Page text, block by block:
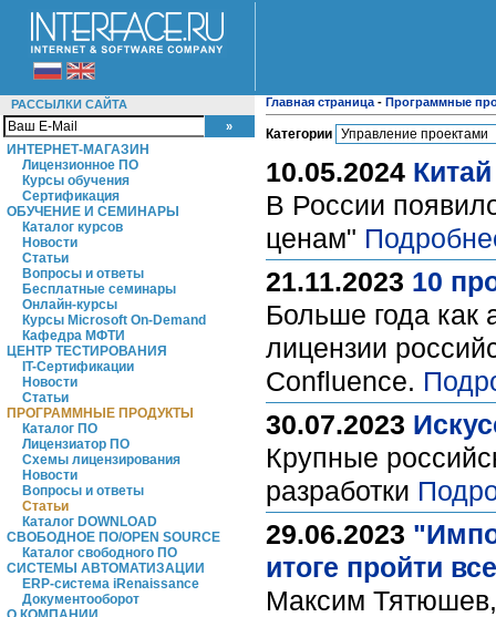
РАССЫЛКИ САЙТА
ИНТЕРНЕТ-МАГАЗИН
Лицензионное ПО
Курсы обучения
Сертификация
ОБУЧЕНИЕ И СЕМИНАРЫ
Каталог курсов
Новости
Статьи
Вопросы и ответы
Бесплатные семинары
Онлайн-курсы
Курсы Microsoft On-Demand
Кафедра МФТИ
ЦЕНТР ТЕСТИРОВАНИЯ
IT-Сертификации
Новости
Статьи
ПРОГРАММНЫЕ ПРОДУКТЫ
Каталог ПО
Лицензиатор ПО
Схемы лицензирования
Новости
Вопросы и ответы
Статьи
Каталог DOWNLOAD
СВОБОДНОЕ ПО/OPEN SOURCE
Каталог свободного ПО
СИСТЕМЫ АВТОМАТИЗАЦИИ
ERP-система iRenaissance
Документооборот
Главная страница - Программные
Категории
10.05.2024
В России
ценам"
21.11.2023 10
Больше года как
лицензии
Confluence.
30.07.2023
Крупные
разработки
29.06.2023
итоге пройти
Максим